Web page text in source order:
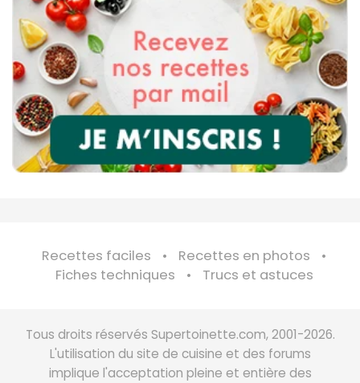
Recettes faciles
Recettes en photos
Fiches techniques
Trucs et astuces
Tous droits réservés Supertoinette.com, 2001-2026.
L'utilisation du site de cuisine et des forums
implique l'acceptation pleine et entière des